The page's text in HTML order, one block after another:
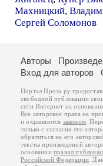
Махницкий,
Сергей Соломонов
Авторы
Вход для авторов
Портал Проза.ру
свободной публикации
сети Интернет на
Все авторские права на
и охраняются законом .
только с согласия его
обратиться на его
тексты произведений
основанииправил
Российской Федерации .